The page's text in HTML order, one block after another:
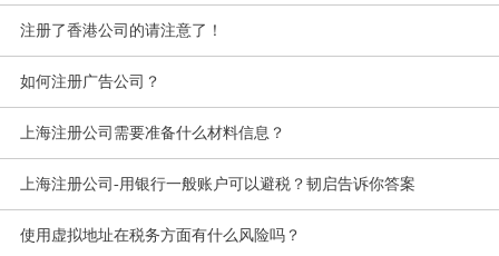
注册了香港公司的请注意了！
如何注册广告公司？
上海注册公司需要准备什么材料信息？
上海注册公司-用银行一般账户可以避税？韧启告诉你答案
使用虚拟地址在税务方面有什么风险吗？